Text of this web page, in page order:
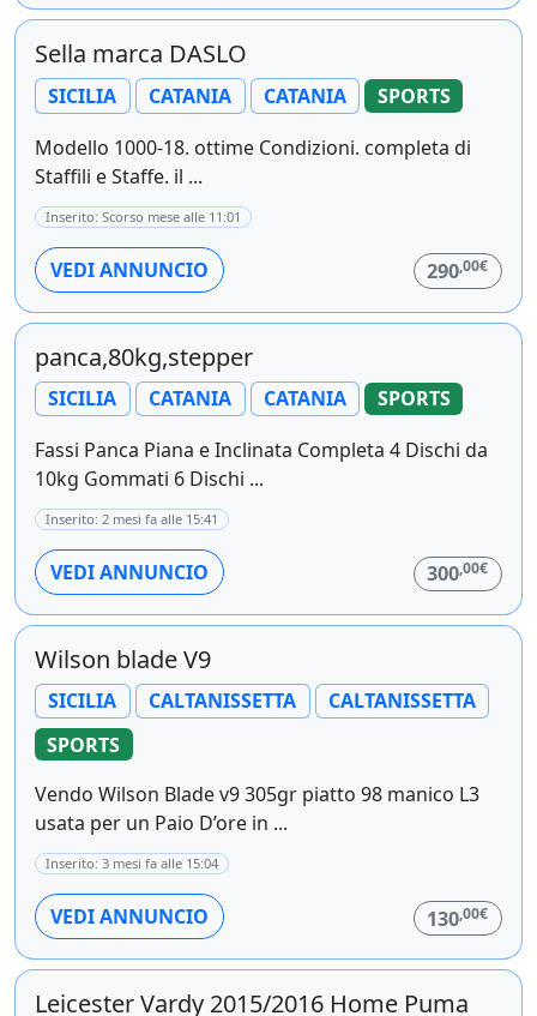
Sella marca DASLO
SICILIA CATANIA CATANIA
SPORTS
Modello 1000-18. ottime Condizioni. completa di
Staffili e Staffe. il ...
Inserito: Scorso mese alle 11:01
VEDI ANNUNCIO 290,00€
panca,80kg,stepper
SICILIA CATANIA CATANIA
SPORTS
Fassi Panca Piana e Inclinata Completa 4 Dischi da
10kg Gommati 6 Dischi ...
Inserito: 2 mesi fa alle 15:41
VEDI ANNUNCIO 300,00€
Wilson blade V9
SICILIA CALTANISSETTA
CALTANISSETTA
SPORTS
Vendo Wilson Blade v9 305gr piatto 98 manico L3
usata per un Paio D’ore in ...
Inserito: 3 mesi fa alle 15:04
VEDI ANNUNCIO 130,00€
Leicester Vardy 2015/2016 Home Puma